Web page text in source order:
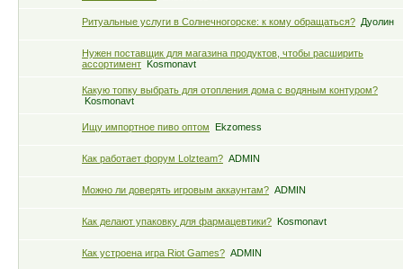
Ритуальные услуги в Солнечногорске: к кому обращаться? Дуолин
Нужен поставщик для магазина продуктов, чтобы расширить
ассортимент
Kosmonavt
Какую топку выбрать для отопления дома с водяным контуром?
Kosmonavt
Ищу импортное пиво оптом Ekzomess
Как работает форум Lolzteam? ADMIN
Можно ли доверять игровым аккаунтам? ADMIN
Как делают упаковку для фармацевтики? Kosmonavt
Как устроена игра Riot Games? ADMIN